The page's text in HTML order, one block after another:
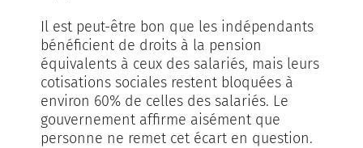
Il est peut-être bon que les indépendants
bénéficient de droits à la pension
équivalents à ceux des salariés, mais leurs
cotisations sociales restent bloquées à
environ 60% de celles des salariés. Le
gouvernement affirme aisément que
personne ne remet cet écart en question.